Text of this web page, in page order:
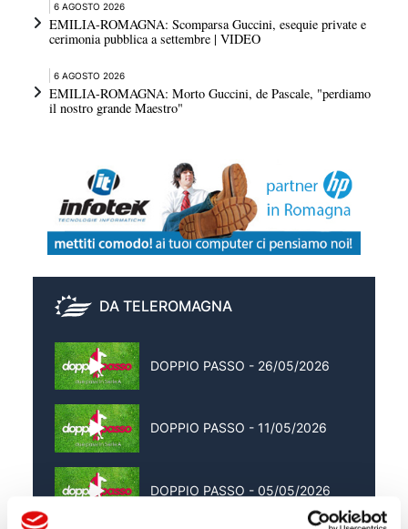
6 AGOSTO 2026
EMILIA-ROMAGNA: Scomparsa Guccini, esequie private e
cerimonia pubblica a settembre | VIDEO
6 AGOSTO 2026
EMILIA-ROMAGNA: Morto Guccini, de Pascale, "perdiamo
il nostro grande Maestro"
DA TELEROMAGNA
DOPPIO PASSO - 26/05/2026
DOPPIO PASSO - 11/05/2026
DOPPIO PASSO - 05/05/2026